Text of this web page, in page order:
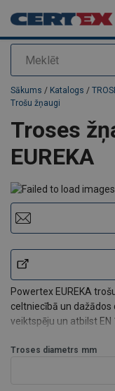
Meklēt
Pievienots jūsu
Sākums / Katalogs /
Trošu žņaugi
Troses
EUREKA
Powertex EUREKA
celtniecībā un dažādos
veiktspēju un atbilst
ar sešu vijumu
Troses diametrs mm